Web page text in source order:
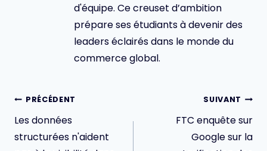
d'équipe. Ce creuset d’ambition
prépare ses étudiants à devenir des
leaders éclairés dans le monde du
commerce global.
Navigation
de
l’article
PRÉCÉDENT
Les données
structurées n'aident
SUIVANT
FTC enquête sur
Google sur la